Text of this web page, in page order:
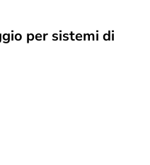
per sistemi di